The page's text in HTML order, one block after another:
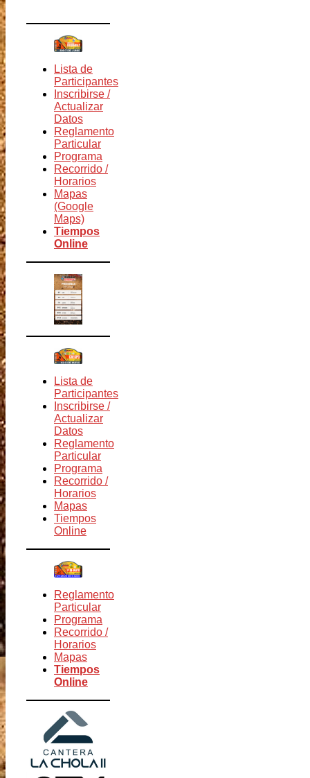
Lista de
Participantes
Inscribirse /
Actualizar
Datos
Reglamento
Particular
Programa
Recorrido /
Horarios
Mapas
(Google
Maps)
Tiempos
Online
Lista de
Participantes
Inscribirse /
Actualizar
Datos
Reglamento
Particular
Programa
Recorrido /
Horarios
Mapas
Tiempos
Online
Reglamento
Particular
Programa
Recorrido /
Horarios
Mapas
Tiempos
Online